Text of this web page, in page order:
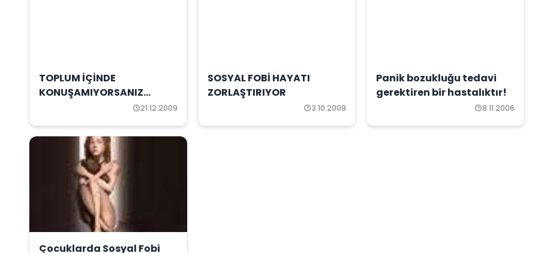
TOPLUM İÇİNDE
KONUŞAMIYORSANIZ...
21.12.2009
SOSYAL FOBİ HAYATI
ZORLAŞTIRIYOR
3.10.2009
Panik bozukluğu tedavi
gerektiren bir hastalıktır!
8.11.2006
Çocuklarda Sosyal Fobi